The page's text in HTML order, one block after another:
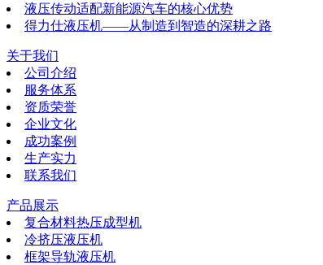
液压传动适配新能源汽车的核心优势
得力仕液压机——从制造到智造的深耕之路
关于我们
公司介绍
服务体系
资质荣誉
企业文化
成功案例
生产实力
联系我们
产品展示
复合材料热压成型机
冷挤压液压机
框架导轨液压机